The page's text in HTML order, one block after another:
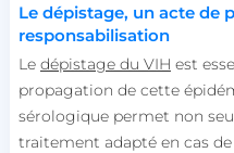
Le dépistage, un acte de
responsabilisation
Le dépistage du VIH est
propagation de cette
sérologique permet non
traitement adapté en cas